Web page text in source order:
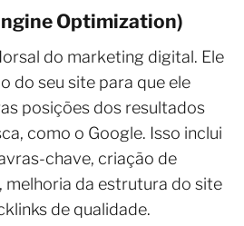
Optimization)
do marketing digital. Ele
do seu site para que ele
posições dos resultados
como o Google. Isso inclui
chave, criação de
melhoria da estrutura do site
de qualidade.